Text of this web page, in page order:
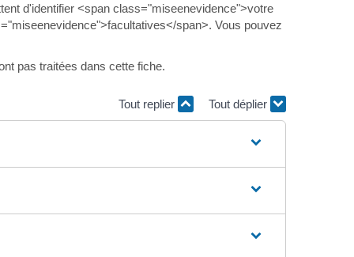
d'identifier <span class="miseenevidence">votre
span>. Vous pouvez
pas traitées dans cette fiche.
Tout replier Tout déplier